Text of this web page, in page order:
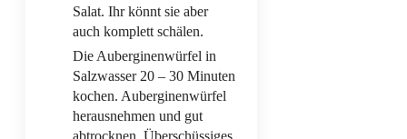
Salat. Ihr könnt sie aber
auch komplett schälen.
Die Auberginenwürfel in
Salzwasser 20 – 30 Minuten
kochen. Auberginenwürfel
herausnehmen und gut
abtrocknen. Überschüssiges